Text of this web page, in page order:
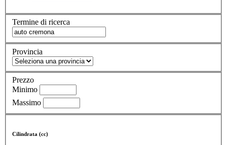
Termine di ricerca
Provincia
Prezzo
Minimo
Massimo
Cilindrata (cc)